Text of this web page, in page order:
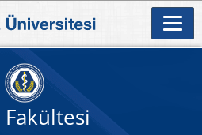
Fakültesi